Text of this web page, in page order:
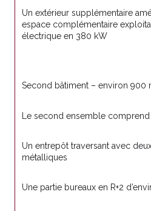
Un extérieur supplémentaire
espace complémentaire
électrique en 380 kW
Second bâtiment – environ 900
Le second ensemble comprend
Un entrepôt traversant avec
métalliques
Une partie bureaux en R+2